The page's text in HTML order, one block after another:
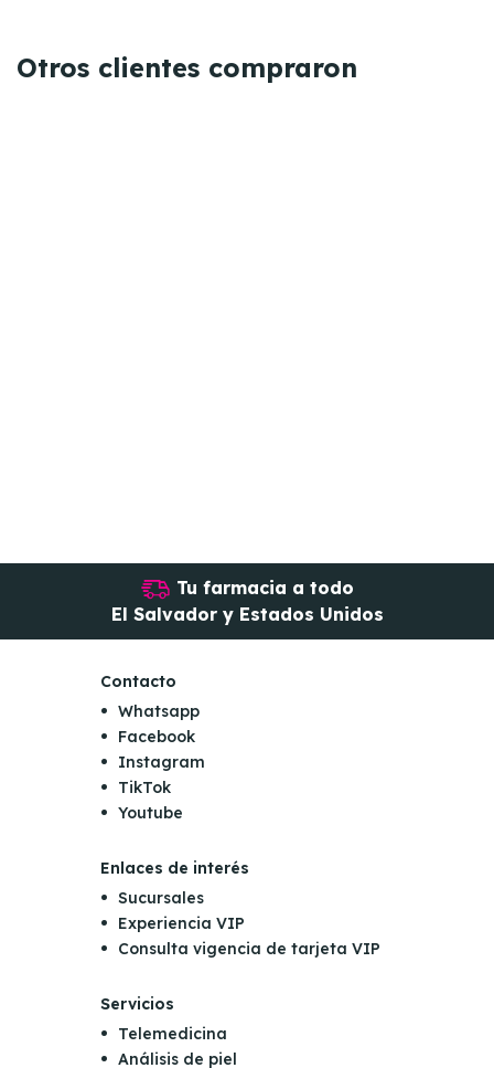
Otros clientes compraron
Tu farmacia a todo
El Salvador y Estados Unidos
Contacto
Whatsapp
Facebook
Instagram
TikTok
Youtube
Enlaces de interés
Sucursales
Experiencia VIP
Consulta vigencia de tarjeta VIP
Servicios
Telemedicina
Análisis de piel